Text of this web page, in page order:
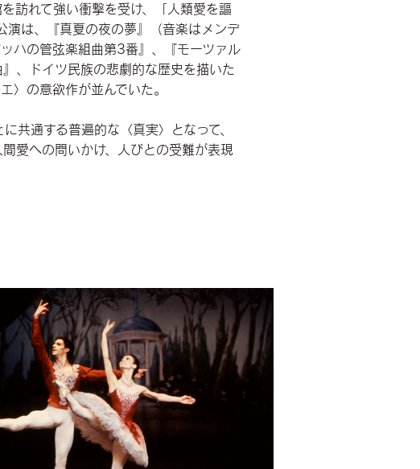
訪れて強い衝撃を受け、「人類愛を謳
は、『真夏の夜の夢』（音楽はメンデ
ハの管弦楽組曲第3番』、『モーツァル
、ドイツ民族の悲劇的な歴史を描いた
〉の意欲作が並んでいた。
共通する普遍的な〈真実〉となって、
愛への問いかけ、人びとの受難が表現